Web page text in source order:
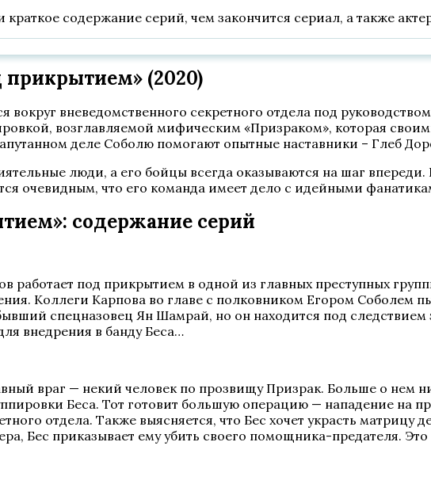
краткое содержание серий, чем закончится сериал, а также
(2020)
вокруг вневедомственного секретного отдела под
возглавляемой мифическим «Призраком», которая
деле Соболю помогают опытные наставники – Глеб
люди, а его бойцы всегда оказываются на шаг
очевидным, что его команда имеет дело с идейными
содержание серий
работает под прикрытием в одной из главных преступных
Коллеги Карпова во главе с полковником Егором Соболем
спецназовец Ян Шамрай, но он находится под
внедрения в банду Беса…
враг — некий человек по прозвищу Призрак. Больше о нем
Беса. Тот готовит большую операцию — нападение на
отдела. Также выясняется, что Бес хочет украсть матрицу
Бес приказывает ему убить своего помощника-предателя.